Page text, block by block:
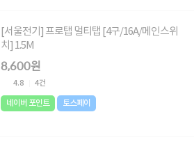
[서울전기] 프로탭 멀티탭 [4구/16A/메인스위
치] 1.5M
8,600원
4.8 4건
네이버 포인트 토스페이